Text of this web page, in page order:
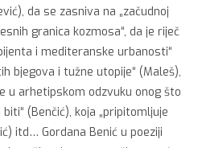
da se zasniva na „začudnoj
granica kozmosa“, da je riječ
i mediteranske urbanosti“
bjegova i tužne utopije“ (Maleš),
u arhetipskom odzvuku onog što
(Benčić), koja „pripitomljuje
itd… Gordana Benić u poeziji